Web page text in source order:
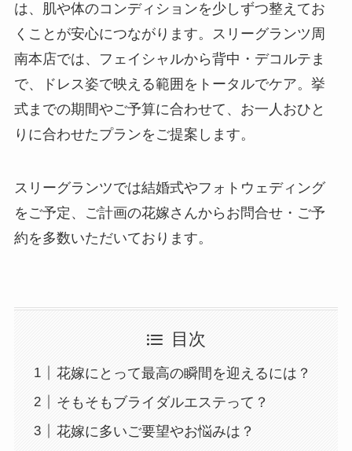
は、肌や体のコンディションを少しずつ整えてお
くことが安心につながります。スリーグランツ周
南本店では、フェイシャルから背中・デコルテま
で、ドレス姿で映える範囲をトータルでケア。挙
式までの期間やご予算に合わせて、お一人おひと
りに合わせたプランをご提案します。
スリーグランツでは結婚式やフォトウェディング
をご予定、ご計画の花嫁さんからお問合せ・ご予
約を多数いただいております。
目次
花嫁にとって最高の瞬間を迎えるには？
そもそもブライダルエステって？
花嫁に多いご要望やお悩みは？